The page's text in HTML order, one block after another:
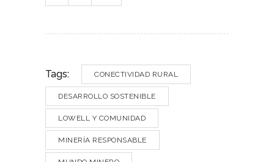
Tags: CONECTIVIDAD RURAL
DESARROLLO SOSTENIBLE
LOWELL Y COMUNIDAD
MINERÍA RESPONSABLE